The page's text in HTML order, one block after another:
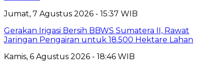
Jumat, 7 Agustus 2026 - 15:37 WIB
Gerakan Irigasi Bersih BBWS Sumatera II, Rawat
Jaringan Pengairan untuk 18.500 Hektare Lahan
Kamis, 6 Agustus 2026 - 18:46 WIB